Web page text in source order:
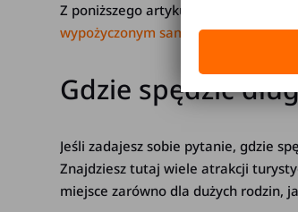
Z poniższego artykułu dowiesz się,
wypożyczonym samochodem.
Gdzie spędzić
Jeśli zadajesz sobie pytanie, gdzie
Znajdziesz tutaj wiele atrakcji
miejsce zarówno dla dużych rodzin,